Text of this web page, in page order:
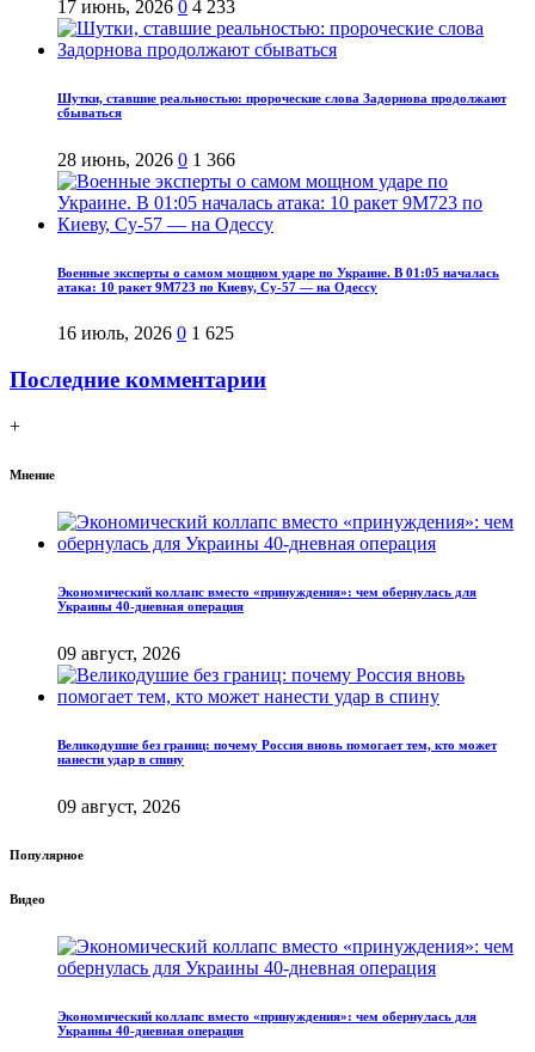
17 июнь, 2026 0 4 233
Шутки, ставшие реальностью: пророческие слова Задорнова продолжают
сбываться
28 июнь, 2026 0 1 366
Военные эксперты о самом мощном ударе по Украине. В 01:05 началась
атака: 10 ракет 9М723 по Киеву, Су-57 — на Одессу
16 июль, 2026 0 1 625
Последние комментарии
+
Мнение
Экономический коллапс вместо «принуждения»: чем обернулась для
Украины 40-дневная операция
09 август, 2026
Великодушие без границ: почему Россия вновь помогает тем, кто может
нанести удар в спину
09 август, 2026
Популярное
Видео
Экономический коллапс вместо «принуждения»: чем обернулась для
Украины 40-дневная операция